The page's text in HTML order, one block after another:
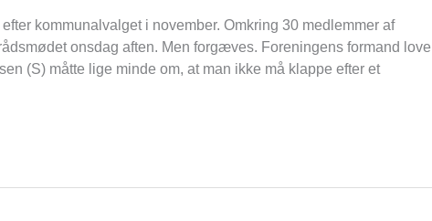
kommunalvalget i november. Omkring 30 medlemmer af
onsdag aften. Men forgæves. Foreningens formand
(S) måtte lige minde om, at man ikke må klappe efter et